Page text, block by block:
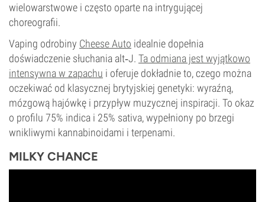
wielowarstwowe i często oparte na intrygującej
choreografii.
Vaping odrobiny Cheese Auto idealnie dopełnia
doświadczenie słuchania alt‑J. Ta odmiana jest wyjątkowo
intensywna w zapachu i oferuje dokładnie to, czego można
oczekiwać od klasycznej brytyjskiej genetyki: wyraźną,
mózgową hajówkę i przypływ muzycznej inspiracji. To okaz
o profilu 75% indica i 25% sativa, wypełniony po brzegi
wnikliwymi kannabinoidami i terpenami.
MILKY CHANCE